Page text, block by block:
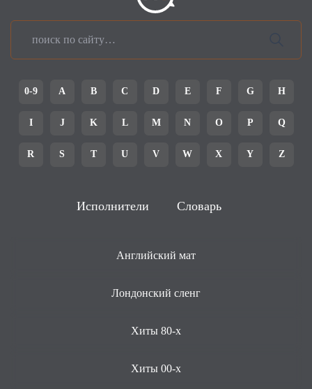
0-9 A B C D E F G H
I J K L M N O P Q
R S T U V W X Y Z
Исполнители Словарь
Английский мат
Лондонский сленг
Хиты 80-х
Хиты 00-х